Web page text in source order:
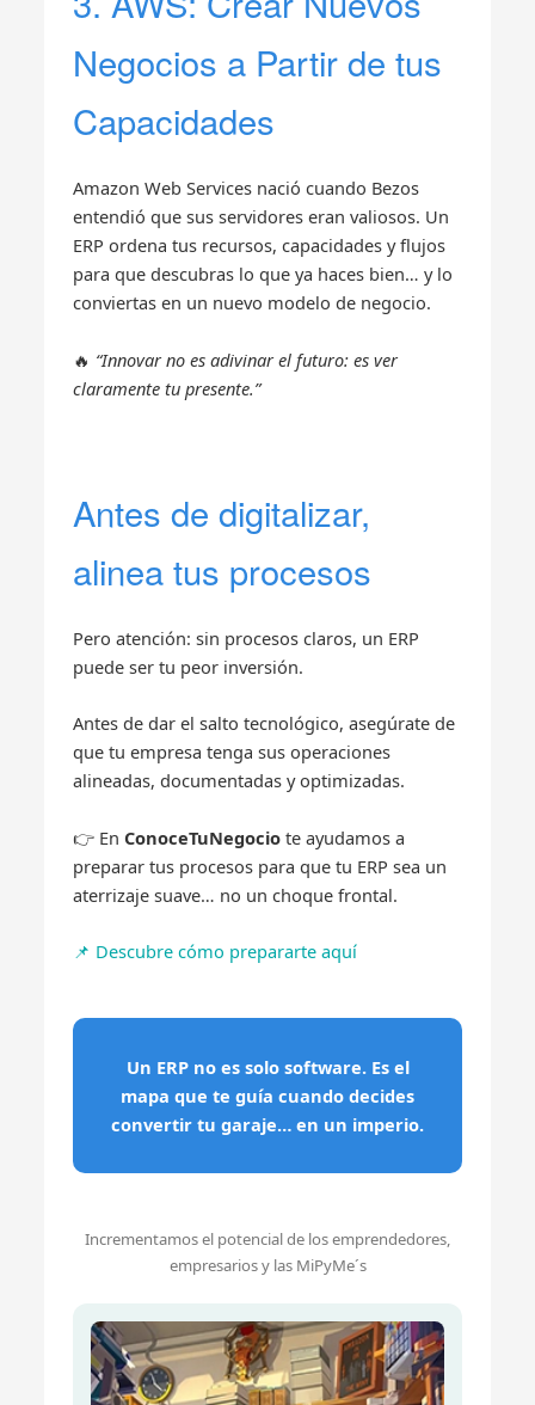
Negocios a Partir de tus
Capacidades
Amazon Web Services nació cuando Bezos
entendió que sus servidores eran valiosos. Un
ERP ordena tus recursos, capacidades y flujos
para que descubras lo que ya haces bien… y lo
conviertas en un nuevo modelo de negocio.
🔥 “Innovar no es adivinar el futuro: es ver
claramente tu presente.”
Antes de digitalizar,
alinea tus procesos
Pero atención: sin procesos claros, un ERP
puede ser tu peor inversión.
Antes de dar el salto tecnológico, asegúrate de
que tu empresa tenga sus operaciones
alineadas, documentadas y optimizadas.
👉 EnConoceTuNegocio te ayudamos a
preparar tus procesos para que tu ERP sea un
aterrizaje suave… no un choque frontal.
📌 Descubre cómo prepararte aquí
Un ERP no es solo software. Es el
mapa que te guía cuando decides
convertir tu garaje… en un imperio.
Incrementamos el potencial de los emprendedores,
empresarios y las MiPyMe´s